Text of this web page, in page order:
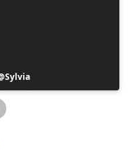
Publicación
realizada
por
Sylvia